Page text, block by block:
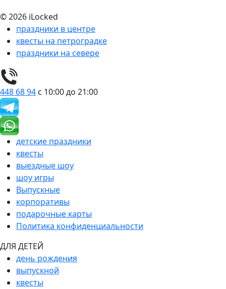
© 2026 iLocked
праздники в центре
квесты на петроградке
праздники на севере
448 68 94 с 10:00 до 21:00
детские праздники
квесты
выездные шоу
шоу игры
Выпускные
корпоративы
подарочные карты
Политика конфиденциальности
ДЛЯ ДЕТЕЙ
день рождения
выпускной
квесты